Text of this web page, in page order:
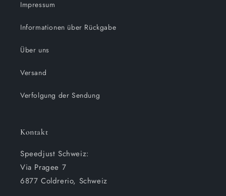
Impressum
Informationen über Rückgabe
Über uns
Versand
Verfolgung der Sendung
Kontakt
Speedjust Schweiz:
Via Pragee 7
6877 Coldrerio, Schweiz